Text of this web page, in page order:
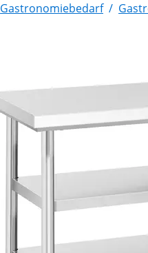
Gastronomiebedarf /